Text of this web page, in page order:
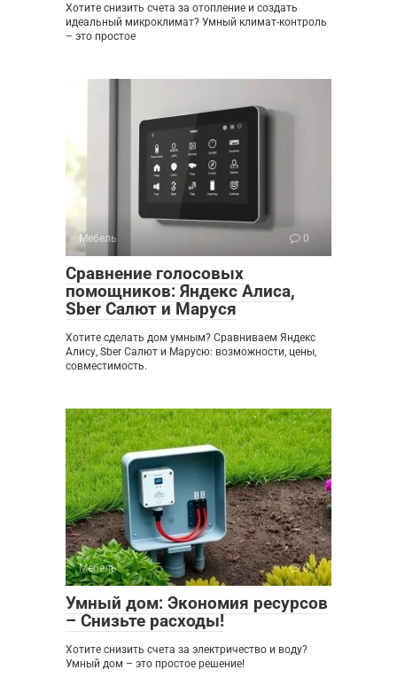
Хотите снизить счета за отопление и создать
идеальный микроклимат? Умный климат-контроль
– это простое
Мебель 0
Сравнение голосовых
помощников: Яндекс Алиса,
Sber Салют и Маруся
Хотите сделать дом умным? Сравниваем Яндекс
Алису, Sber Салют и Марусю: возможности, цены,
совместимость.
Мебель 0
Умный дом: Экономия ресурсов
– Снизьте расходы!
Хотите снизить счета за электричество и воду?
Умный дом – это простое решение!